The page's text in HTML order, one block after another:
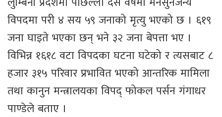
विपदमा परी ४ सय ५९ जनाको मृत्यु भएको छ । ६१९
जना घाइते भएका छन् भने ३२ जना बेपत्ता भए ।
विभिन्न १६१८ वटा विपदका घटना घटेको र त्यसबाट ८
हजार ३१५ परिवार प्रभावित भएको आन्तरिक मामिला
तथा कानुन मन्त्रालयका विपद् फोकल पर्सन गंगाधर
पाण्डेले बताए ।